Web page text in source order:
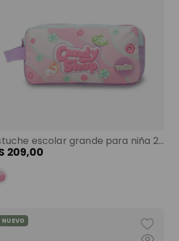
Estuche escolar grande para niña 2 cuerpos lotso gummy rosado color: rosado talla: l
209,00
NUEVO